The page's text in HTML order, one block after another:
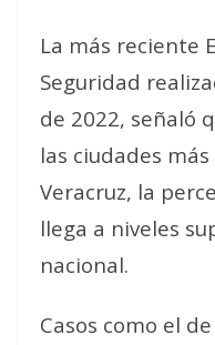
La más reciente
Seguridad
de 2022, señaló
las ciudades
Veracruz, la
llega a niveles
nacional.
Casos como el